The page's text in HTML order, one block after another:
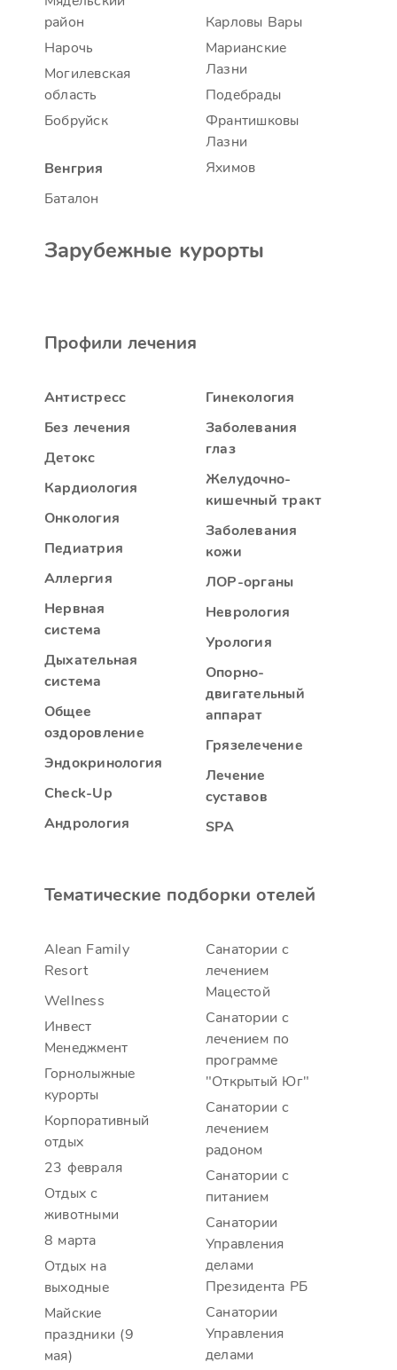
район
Нарочь
Могилевская
область
Бобруйск
Венгрия
Баталон
Карловы Вары
Марианские
Лазни
Подебрады
Франтишковы
Лазни
Яхимов
Зарубежные курорты
Профили лечения
Антистресс
Без лечения
Детокс
Кардиология
Онкология
Педиатрия
Аллергия
Нервная
система
Дыхательная
система
Общее
оздоровление
Эндокринология
Check-Up
Андрология
Гинекология
Заболевания
глаз
Желудочно-
кишечный тракт
Заболевания
кожи
ЛОР-органы
Неврология
Урология
Опорно-
двигательный
аппарат
Грязелечение
Лечение
суставов
SPA
Тематические подборки отелей
Alean Family
Resort
Wellness
Инвест
Менеджмент
Горнолыжные
курорты
Корпоративный
отдых
23 февраля
Отдых c
животными
8 марта
Отдых на
выходные
Майские
праздники (9
мая)
Санатории с
лечением
Мацестой
Санатории с
лечением по
программе
"Открытый Юг"
Санатории с
лечением
радоном
Санатории с
питанием
Санатории
Управления
делами
Президента РБ
Санатории
Управления
делами